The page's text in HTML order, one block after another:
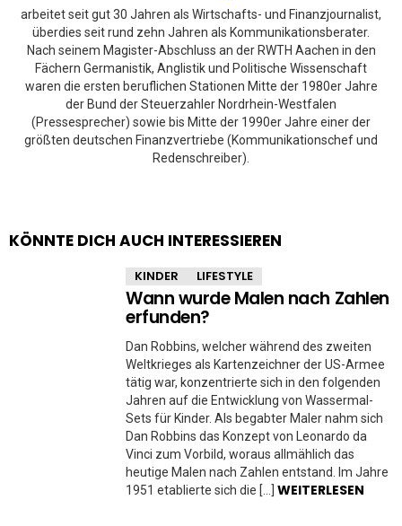
arbeitet seit gut 30 Jahren als Wirtschafts- und Finanzjournalist,
überdies seit rund zehn Jahren als Kommunikationsberater.
Nach seinem Magister-Abschluss an der RWTH Aachen in den
Fächern Germanistik, Anglistik und Politische Wissenschaft
waren die ersten beruflichen Stationen Mitte der 1980er Jahre
der Bund der Steuerzahler Nordrhein-Westfalen
(Pressesprecher) sowie bis Mitte der 1990er Jahre einer der
größten deutschen Finanzvertriebe (Kommunikationschef und
Redenschreiber).
KÖNNTE DICH AUCH INTERESSIEREN
KINDER LIFESTYLE
Wann wurde Malen nach Zahlen
erfunden?
Dan Robbins, welcher während des zweiten
Weltkrieges als Kartenzeichner der US-Armee
tätig war, konzentrierte sich in den folgenden
Jahren auf die Entwicklung von Wassermal-
Sets für Kinder. Als begabter Maler nahm sich
Dan Robbins das Konzept von Leonardo da
Vinci zum Vorbild, woraus allmählich das
heutige Malen nach Zahlen entstand. Im Jahre
1951 etablierte sich die […] WEITERLESEN